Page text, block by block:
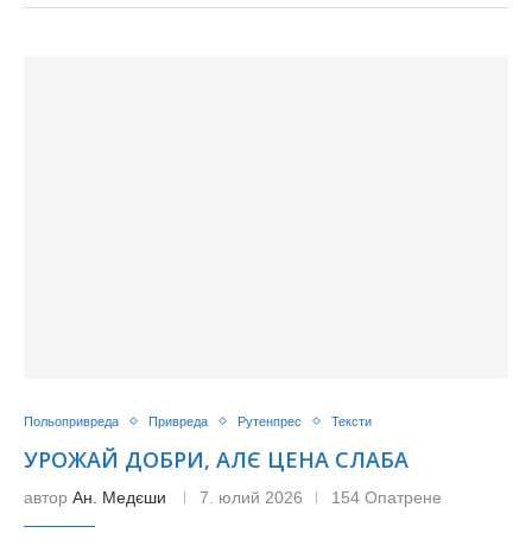
Польопривреда Привреда Рутенпрес Тексти
УРОЖАЙ ДОБРИ, АЛЄ ЦЕНА СЛАБА
автор Ан. Медєши 7. юлий 2026 154 Опатрене